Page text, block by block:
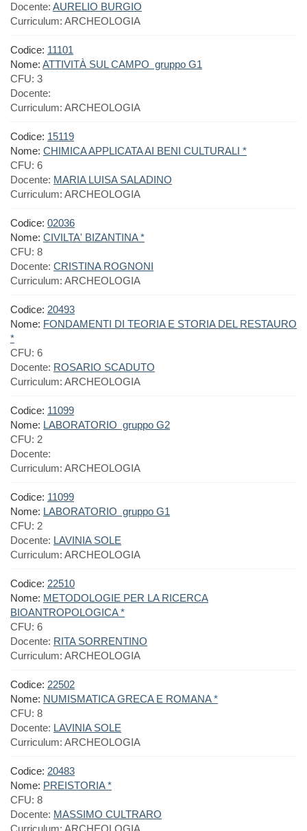
Docente: AURELIO BURGIO
Curriculum: ARCHEOLOGIA
Codice: 11101
Nome: ATTIVITÀ SUL CAMPO gruppo G1
CFU: 3
Docente:
Curriculum: ARCHEOLOGIA
Codice: 15119
Nome: CHIMICA APPLICATA AI BENI CULTURALI *
CFU: 6
Docente: MARIA LUISA SALADINO
Curriculum: ARCHEOLOGIA
Codice: 02036
Nome: CIVILTA' BIZANTINA *
CFU: 8
Docente: CRISTINA ROGNONI
Curriculum: ARCHEOLOGIA
Codice: 20493
Nome: FONDAMENTI DI TEORIA E STORIA DEL RESTAURO
*
CFU: 6
Docente: ROSARIO SCADUTO
Curriculum: ARCHEOLOGIA
Codice: 11099
Nome: LABORATORIO gruppo G2
CFU: 2
Docente:
Curriculum: ARCHEOLOGIA
Codice: 11099
Nome: LABORATORIO gruppo G1
CFU: 2
Docente: LAVINIA SOLE
Curriculum: ARCHEOLOGIA
Codice: 22510
Nome: METODOLOGIE PER LA RICERCA
BIOANTROPOLOGICA *
CFU: 6
Docente: RITA SORRENTINO
Curriculum: ARCHEOLOGIA
Codice: 22502
Nome: NUMISMATICA GRECA E ROMANA *
CFU: 8
Docente: LAVINIA SOLE
Curriculum: ARCHEOLOGIA
Codice: 20483
Nome: PREISTORIA *
CFU: 8
Docente: MASSIMO CULTRARO